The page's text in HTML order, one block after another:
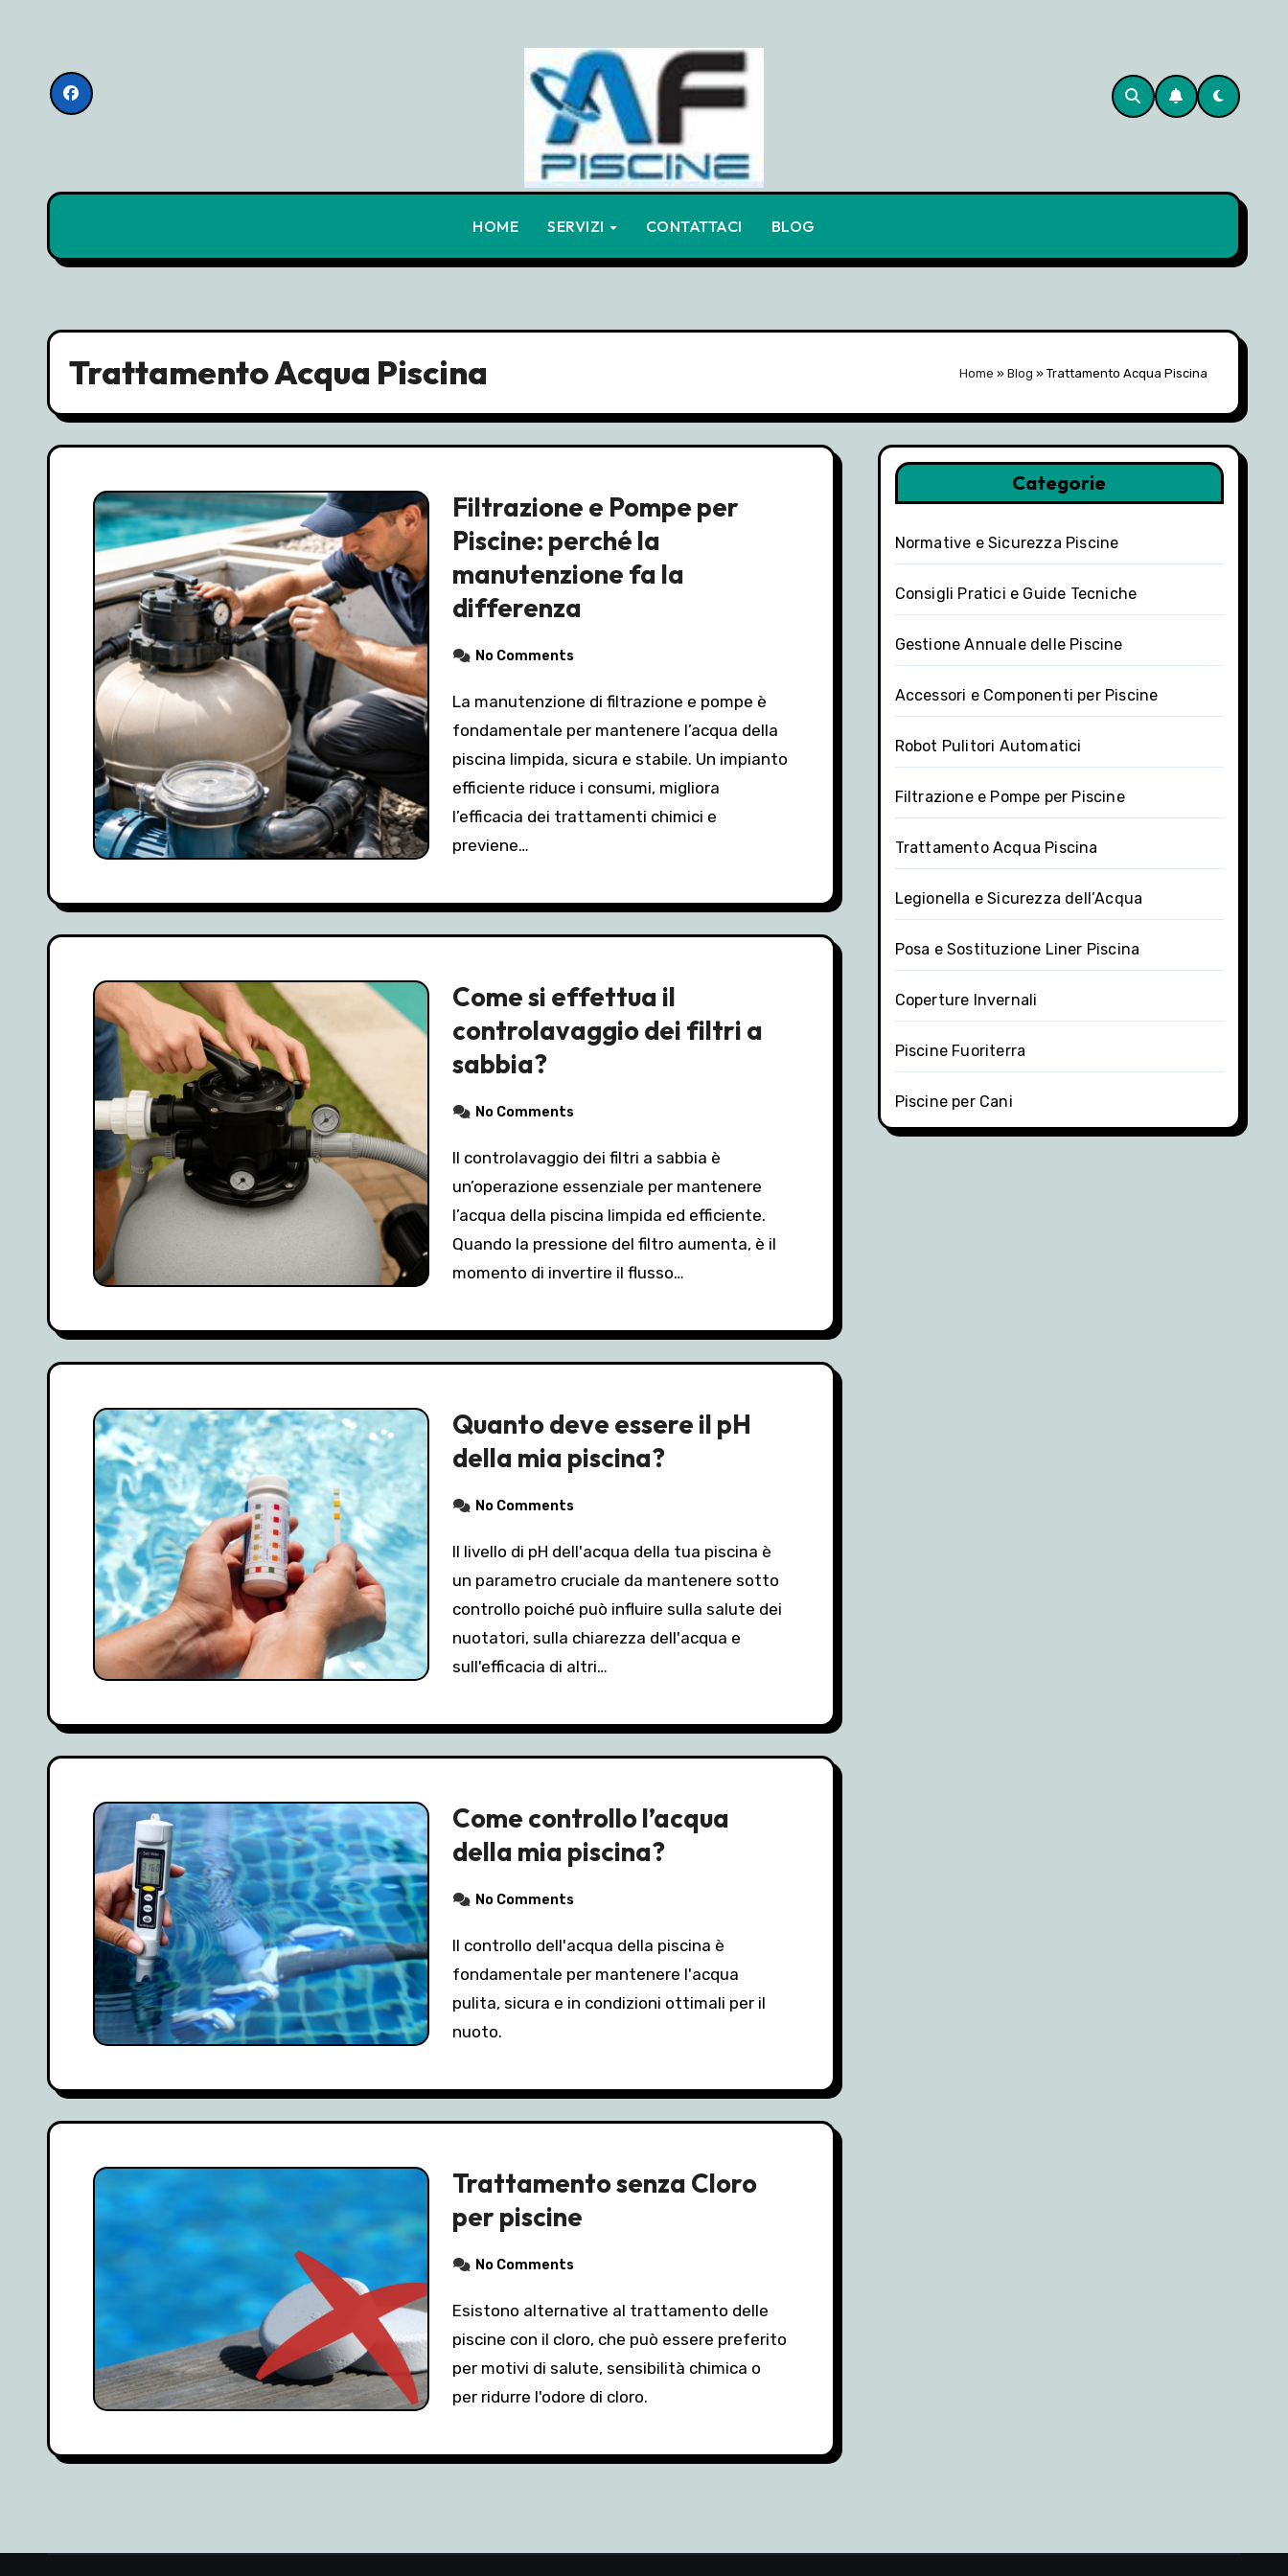
HOME SERVIZI CONTATTACI BLOG
Trattamento Acqua Piscina Home » Blog » Trattamento Acqua Piscina
Filtrazione e Pompe per
Piscine: perché la
manutenzione fa la
differenza
No Comments
La manutenzione di filtrazione e pompe è
fondamentale per mantenere l’acqua della
piscina limpida, sicura e stabile. Un impianto
efficiente riduce i consumi, migliora
l’efficacia dei trattamenti chimici e
previene…
Come si effettua il
controlavaggio dei filtri a
sabbia?
No Comments
Il controlavaggio dei filtri a sabbia è
un’operazione essenziale per mantenere
l’acqua della piscina limpida ed efficiente.
Quando la pressione del filtro aumenta, è il
momento di invertire il flusso…
Quanto deve essere il pH
della mia piscina?
No Comments
Il livello di pH dell'acqua della tua piscina è
un parametro cruciale da mantenere sotto
controllo poiché può influire sulla salute dei
nuotatori, sulla chiarezza dell'acqua e
sull'efficacia di altri…
Come controllo l’acqua
della mia piscina?
No Comments
Il controllo dell'acqua della piscina è
fondamentale per mantenere l'acqua
pulita, sicura e in condizioni ottimali per il
nuoto.
Trattamento senza Cloro
per piscine
No Comments
Esistono alternative al trattamento delle
piscine con il cloro, che può essere preferito
per motivi di salute, sensibilità chimica o
per ridurre l'odore di cloro.
Categorie
Normative e Sicurezza Piscine
Consigli Pratici e Guide Tecniche
Gestione Annuale delle Piscine
Accessori e Componenti per Piscine
Robot Pulitori Automatici
Filtrazione e Pompe per Piscine
Trattamento Acqua Piscina
Legionella e Sicurezza dell’Acqua
Posa e Sostituzione Liner Piscina
Coperture Invernali
Piscine Fuoriterra
Piscine per Cani